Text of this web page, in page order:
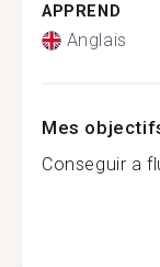
APPREND
Anglais
Mes
Conseguir a